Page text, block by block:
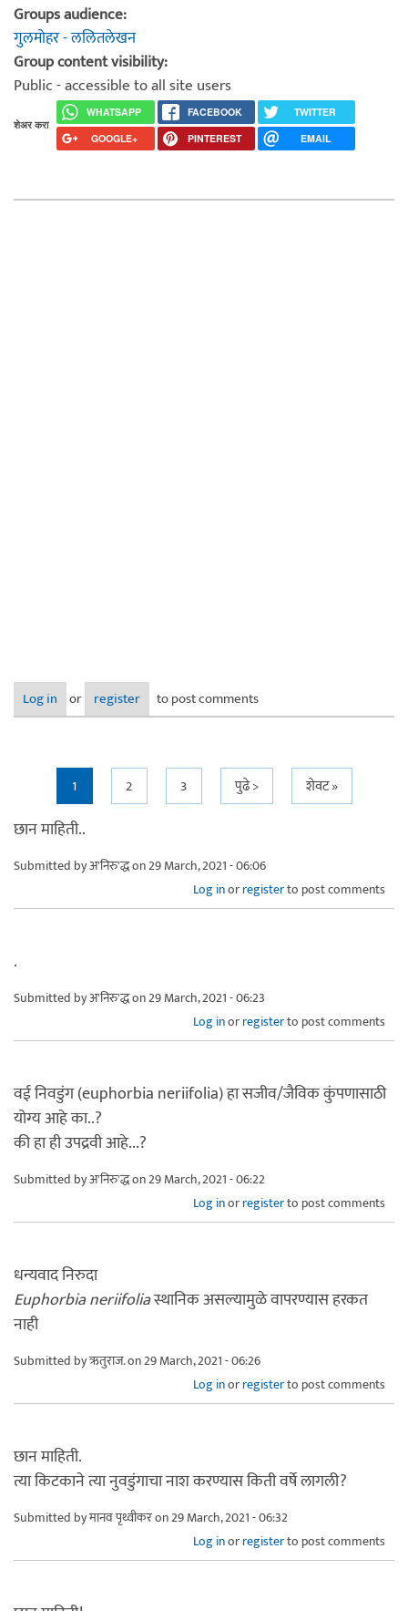
Groups audience:
गुलमोहर - ललितलेखन
Group content visibility:
Public - accessible to all site users
शेअर करा
WHATSAPP FACEBOOK
TWITTER
GOOGLE+
PINTEREST EMAIL
Log in or register to post comments
Pages
1 2 3 पुढे > शेवट »
छान माहिती..
Submitted byअ'निरु'द्धon 29 March, 2021 - 06:06
Log inorregisterto post comments
.
Submitted byअ'निरु'द्धon 29 March, 2021 - 06:23
Log inorregisterto post comments
वई निवडुंग (euphorbia neriifolia) हा सजीव/जैविक कुंपणासाठी
योग्य आहे का..?
की हा ही उपद्रवी आहे...?
Submitted byअ'निरु'द्धon 29 March, 2021 - 06:22
Log inorregisterto post comments
धन्यवाद निरुदा
Euphorbia neriifoliaस्थानिक असल्यामुळे वापरण्यास हरकत
नाही
Submitted byऋतुराज.on 29 March, 2021 - 06:26
Log inorregisterto post comments
छान माहिती.
त्या किटकाने त्या नुवडुंगाचा नाश करण्यास किती वर्षे लागली?
Submitted byमानव पृथ्वीकरon 29 March, 2021 - 06:32
Log inorregisterto post comments